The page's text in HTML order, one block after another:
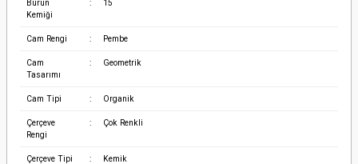
Burun
Kemiği
: 15
Cam Rengi : Pembe
Cam
Tasarımı
: Geometrik
Cam Tipi : Organik
Çerçeve
Rengi
: Çok Renkli
Çerçeve Tipi : Kemik